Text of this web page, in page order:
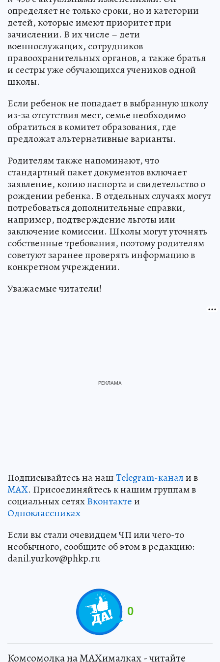
определяет не только сроки, но и категории
детей, которые имеют приоритет при
зачислении. В их числе – дети
военнослужащих, сотрудников
правоохранительных органов, а также братья
и сестры уже обучающихся учеников одной
школы.
Если ребенок не попадает в выбранную школу
из-за отсутствия мест, семье необходимо
обратиться в комитет образования, где
предложат альтернативные варианты.
Родителям также напоминают, что
стандартный пакет документов включает
заявление, копию паспорта и свидетельство о
рождении ребенка. В отдельных случаях могут
потребоваться дополнительные справки,
например, подтверждение льготы или
заключение комиссии. Школы могут уточнять
собственные требования, поэтому родителям
советуют заранее проверять информацию в
конкретном учреждении.
Уважаемые читатели!
Подписывайтесь на нашTelegram-канали в
MAX. Присоединяйтесь к нашим группам в
социальных сетяхВконтактеи
Одноклассниках
Если вы стали очевидцем ЧП или чего-то
необычного, сообщите об этом в редакцию:
danil.yurkov@phkp.ru
0
Комсомолка на MAXималках - читайте